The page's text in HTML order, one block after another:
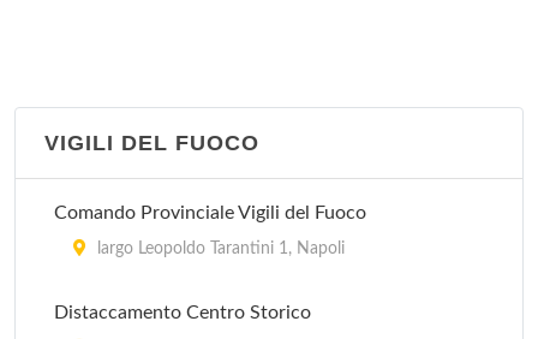
via Toledo - Galleria Umberto I 22, Napoli
Napoli Succursale 004
piazza San Francesco di Paola 13, Napoli
piazza Giacomo Matteotti - Palazzo Posta Centrale
VIGILI DEL FUOCO
Comando Provinciale Vigili del Fuoco
largo Leopoldo Tarantini 1, Napoli
Distaccamento Centro Storico